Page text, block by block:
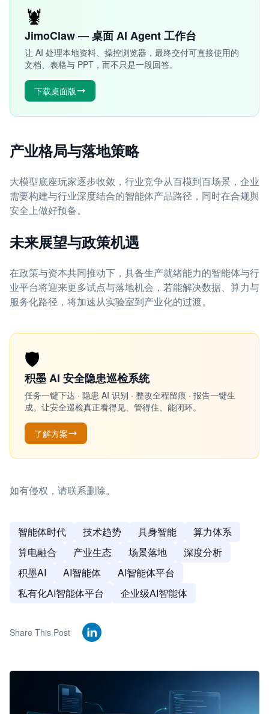
🦞
JimoClaw — 桌面 AI Agent 工作台
让 AI 处理本地资料、操控浏览器，最终交付可直接使用的
文档、表格与 PPT，而不只是一段回答。
下载桌面版
产业格局与落地策略
大模型底座玩家逐步收敛，行业竞争从百模到百场景，企业
需要构建与行业深度结合的智能体产品路径，同时在合规與
安全上做好预备。
未来展望与政策机遇
在政策与资本共同推动下，具备生产就绪能力的智能体与行
业平台将迎来更多试点与落地机会，若能解决数据、算力与
服务化路径，将加速从实验室到产业化的过渡。
🛡️
积墨 AI 安全隐患巡检系统
任务一键下达 · 隐患 AI 识别 · 整改全程留痕 · 报告一键生
成。让安全巡检真正看得见、管得住、能闭环。
了解方案
如有侵权，请联系删除。
智能体时代 技术趋势 具身智能
算力体系
算电融合
产业生态 场景落地
深度分析
积墨AI
AI智能体
AI智能体平台
私有化AI智能体平台
企业级AI智能体
Share This Post